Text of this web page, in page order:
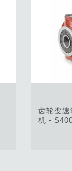
齿轮变速
机 -